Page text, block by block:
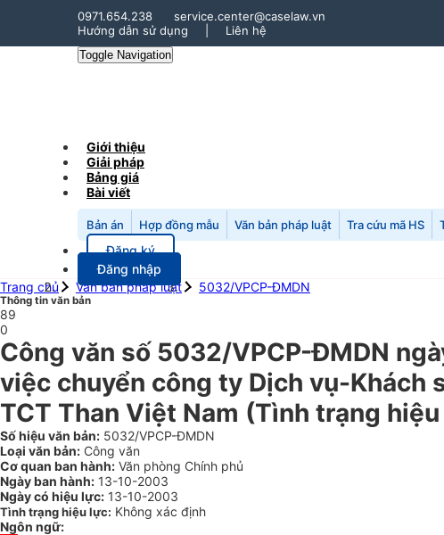
0971.654.238
service.center@caselaw.vn
Hướng dẫn sử dụng
Liên hệ
Toggle Navigation
Giới thiệu
Giải pháp
Bảng giá
Bài viết
Bản án Hợp đồng mẫu Văn bản pháp luật Tra cứu mã HS
Đăng ký
Đăng nhập
Trang chủ
Văn bản pháp luật 5032/VPCP-ĐMDN
Thông tin văn bản
89
0
Công văn số 5032/VPCP-ĐMDN
việc chuyển công ty Dịch vụ-Khách
TCT Than Việt Nam (Tình trạng
Số hiệu văn bản: 5032/VPCP-ĐMDN
Loại văn bản: Công văn
Cơ quan ban hành: Văn phòng Chính phủ
Ngày ban hành: 13-10-2003
Ngày có hiệu lực: 13-10-2003
Tình trạng hiệu lực: Không xác định
Ngôn ngữ: